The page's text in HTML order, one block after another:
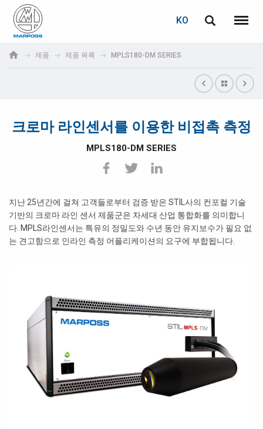
S.p.A.
KO
메뉴
제품 제품 목록 MPLS180-DM SERIES
크로마 라인센서를 이용한 비접촉 측정
MPLS180-DM SERIES
지난 25년간에 걸쳐 고객들로부터 검증 받은 STIL사의 컨포컬 기술
기반의 크로마 라인 센서 제품군은 차세대 산업 통합화를 의미합니
다. MPLS라인센서는 특유의 정밀도와 수년 동안 유지보수가 필요 없
는 견고함으로 인라인 측정 어플리케이션의 요구에 부합됩니다.
Deutsch
Español
日本語 (Japanese)
한국어 (Korean)
로그인
비밀번호
아직 등록하지 않으셨다면, 지금 무료로 등록하실 수 있습니다!